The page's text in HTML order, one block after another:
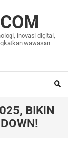
inovasi digital,
wawasan
BIKIN